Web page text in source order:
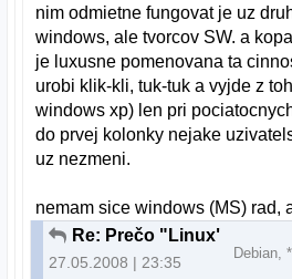
nim odmietne fungovat je uz
windows, ale tvorcov SW. a
je luxusne pomenovana ta
urobi klik-kli, tuk-tuk a vyjde z
windows xp) len pri
do prvej kolonky nejake
uz nezmeni.
nemam sice windows (MS) rad,
Re: Prečo "Linux"
27.05.2008 | 23:35
Debian,